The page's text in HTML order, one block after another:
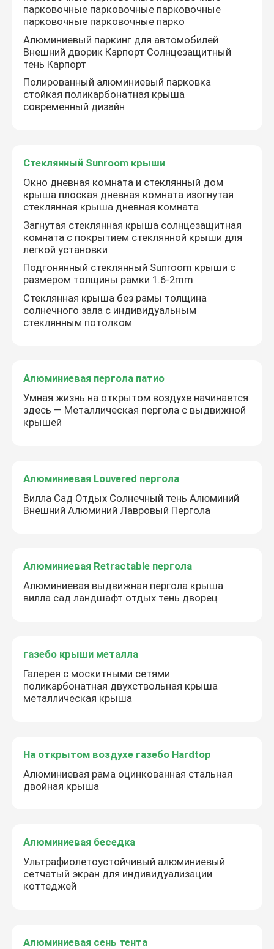
парковочные парковочные парковочные
парковочные парковочные парко
Алюминиевый паркинг для автомобилей
Внешний дворик Карпорт Солнцезащитный
тень Карпорт
Полированный алюминиевый парковка
стойкая поликарбонатная крыша
современный дизайн
Стеклянный Sunroom крыши
Окно дневная комната и стеклянный дом
крыша плоская дневная комната изогнутая
стеклянная крыша дневная комната
Загнутая стеклянная крыша солнцезащитная
комната с покрытием стеклянной крыши для
легкой установки
Подгонянный стеклянный Sunroom крыши с
размером толщины рамки 1.6-2mm
Стеклянная крыша без рамы толщина
солнечного зала с индивидуальным
стеклянным потолком
Алюминиевая пергола патио
Умная жизнь на открытом воздухе начинается
здесь — Металлическая пергола с выдвижной
крышей
Алюминиевая Louvered пергола
Вилла Сад Отдых Солнечный тень Алюминий
Внешний Алюминий Лавровый Пергола
Алюминиевая Retractable пергола
Алюминиевая выдвижная пергола крыша
вилла сад ландшафт отдых тень дворец
газебо крыши металла
Галерея с москитными сетями
поликарбонатная двухствольная крыша
металлическая крыша
На открытом воздухе газебо Hardtop
Алюминиевая рама оцинкованная стальная
двойная крыша
Алюминиевая беседка
Ультрафиолетоустойчивый алюминиевый
сетчатый экран для индивидуализации
коттеджей
Алюминиевая сень тента